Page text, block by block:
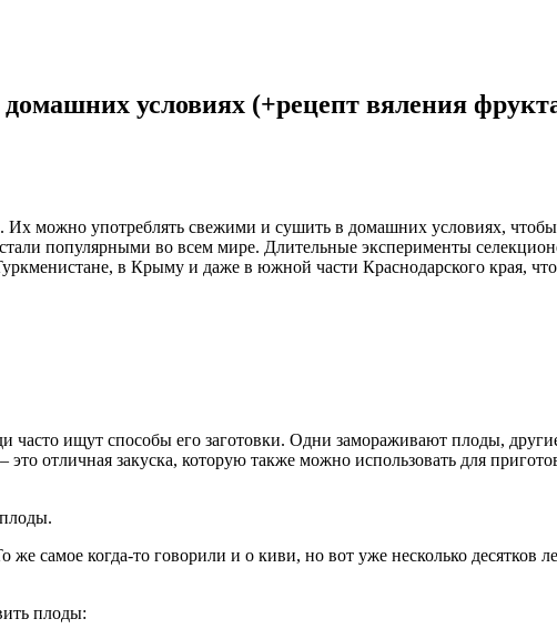
условиях (+рецепт вяления
можно употреблять свежими и сушить в домашних условиях, чтобы
популярными во всем мире. Длительные эксперименты
в Крыму и даже в южной части Краснодарского края,
ищут способы его заготовки. Одни замораживают плоды,
отличная закуска, которую также можно использовать для
самое когда-то говорили и о киви, но вот уже несколько десятков
плоды: